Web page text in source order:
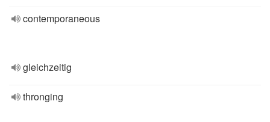
contemporaneous
gleichzeitig
thronging